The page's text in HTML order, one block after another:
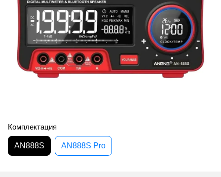
Комплектация
AN888S AN888S Pro